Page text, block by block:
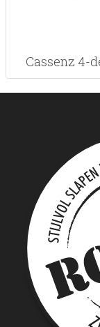
Cassenz 4-